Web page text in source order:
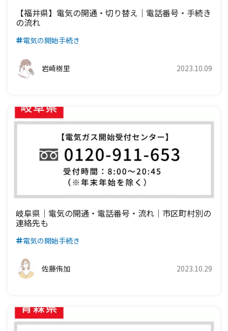
九州電力エリア
四国電力エリア
中国電力エリア
九州電力エリア
関西電力エリア
四国電力エリア
【福井県】電気の開通・切り替え｜電話番号・手続き
の流れ
電気の開始手続き
岩崎樹里 2023.10.09
岐阜県｜電気の開通・電話番号・流れ｜市区町村別の
連絡先も
電気の開始手続き
佐藤侑加 2023.10.29